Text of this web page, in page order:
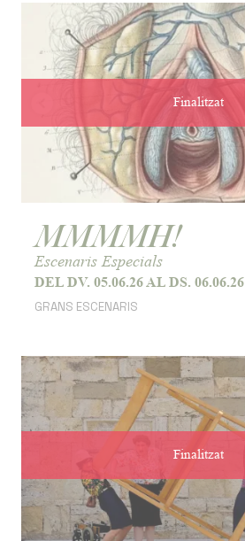
Finalitzat
MMMMH!
Escenaris Especials
DEL DV. 05.06.26AL DS. 06.06.26
GRANS ESCENARIS
Finalitzat